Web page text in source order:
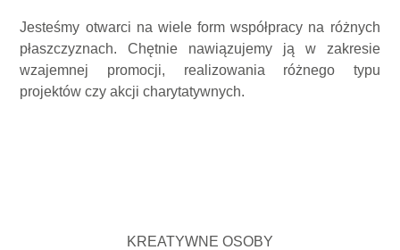
Jesteśmy otwarci na wiele form współpracy na różnych
płaszczyznach. Chętnie nawiązujemy ją w zakresie
wzajemnej promocji, realizowania różnego typu
projektów czy akcji charytatywnych.
KREATYWNE OSOBY